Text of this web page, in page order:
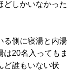
どしかいなかった
る側に寝湯と内湯
20名入ってもま
ど誰もいない状